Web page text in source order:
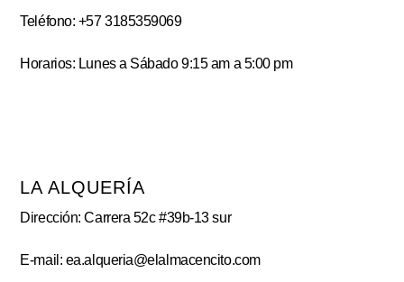
Teléfono: +57 3185359069
Horarios: Lunes a Sábado 9:15 am a 5:00 pm
LA ALQUERÍA
Dirección: Carrera 52c #39b-13 sur
E-mail: ea.alqueria@elalmacencito.com